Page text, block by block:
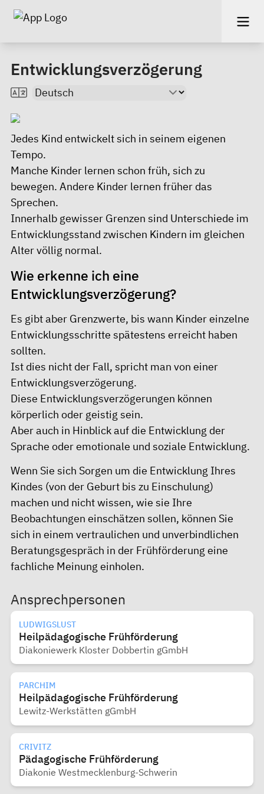
Entwicklungsverzögerung
Jedes Kind entwickelt sich in seinem eigenen
Tempo.
Manche Kinder lernen schon früh, sich zu
bewegen. Andere Kinder lernen früher das
Sprechen.
Innerhalb gewisser Grenzen sind Unterschiede im
Entwicklungsstand zwischen Kindern im gleichen
Alter völlig normal.
Wie erkenne ich eine
Entwicklungsverzögerung?
Es gibt aber Grenzwerte, bis wann Kinder einzelne
Entwicklungsschritte spätestens erreicht haben
sollten.
Ist dies nicht der Fall, spricht man von einer
Entwicklungsverzögerung.
Diese Entwicklungsverzögerungen können
körperlich oder geistig sein.
Aber auch in Hinblick auf die Entwicklung der
Sprache oder emotionale und soziale Entwicklung.
Wenn Sie sich Sorgen um die Entwicklung Ihres
Kindes (von der Geburt bis zu Einschulung)
machen und nicht wissen, wie sie Ihre
Beobachtungen einschätzen sollen, können Sie
sich in einem vertraulichen und unverbindlichen
Beratungsgespräch in der Frühförderung eine
fachliche Meinung einholen.
Ansprechpersonen
LUDWIGSLUST
Heilpädagogische Frühförderung
Diakoniewerk Kloster Dobbertin gGmbH
PARCHIM
Heilpädagogische Frühförderung
Lewitz-Werkstätten gGmbH
CRIVITZ
Pädagogische Frühförderung
Diakonie Westmecklenburg-Schwerin